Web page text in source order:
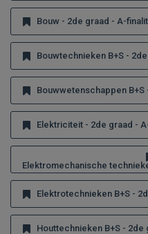
Bouw - 2de graad - A-
Bouwtechnieken B+S -
Bouwwetenschappen
Elektriciteit - 2de graad -
Elektromechanische
Elektrotechnieken B+S -
Houttechnieken B+S -